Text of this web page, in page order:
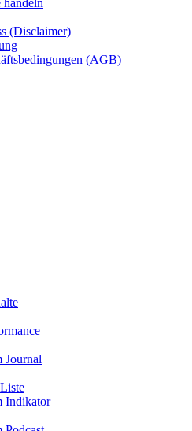
(Disclaimer)
(AGB)
Journal
Indikator